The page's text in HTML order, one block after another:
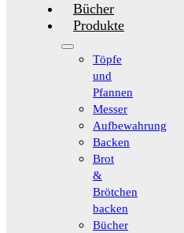
Bücher
Produkte
Töpfe
und
Pfannen
Messer
Aufbewahrung
Backen
Brot
&
Brötchen
backen
Bücher